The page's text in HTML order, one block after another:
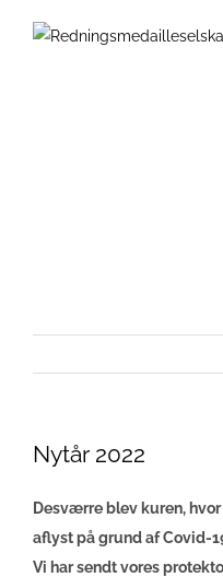
Nytår 2022
Desværre blev kuren,
aflyst på grund af Covid-
Vi har sendt vores